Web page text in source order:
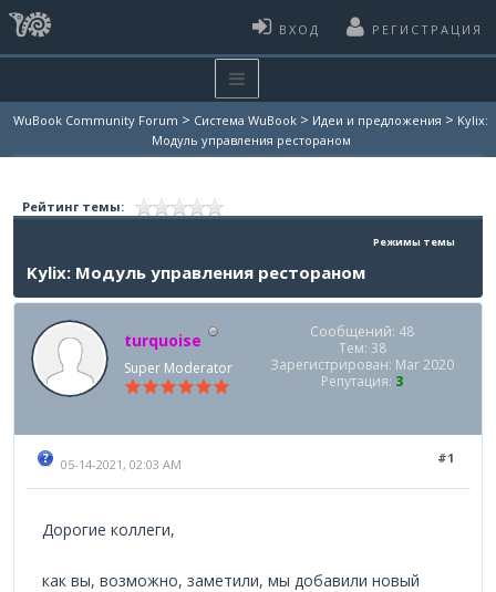
ВХОД РЕГИСТРАЦИЯ
WuBook Community Forum > Система WuBook > Идеи и предложения > Kylix:
Модуль управления рестораном
Рейтинг темы:
Режимы темы
Kylix: Модуль управления рестораном
turquoise
Super Moderator
Сообщений: 48
Тем: 38
Зарегистрирован: Mar 2020
Репутация: 3
#1
05-14-2021, 02:03 AM
Дорогие коллеги,
как вы, возможно, заметили, мы добавили новый